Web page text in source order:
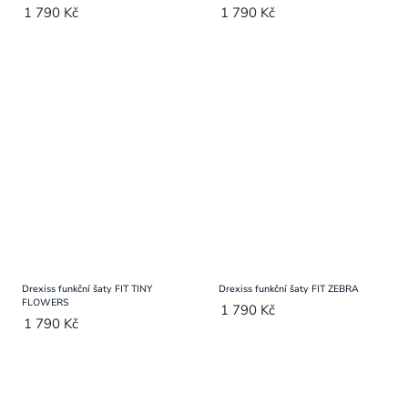
1 790 Kč 1 790 Kč
Drexiss funkční šaty FIT TINY
FLOWERS
1 790 Kč
Drexiss funkční šaty FIT ZEBRA
1 790 Kč